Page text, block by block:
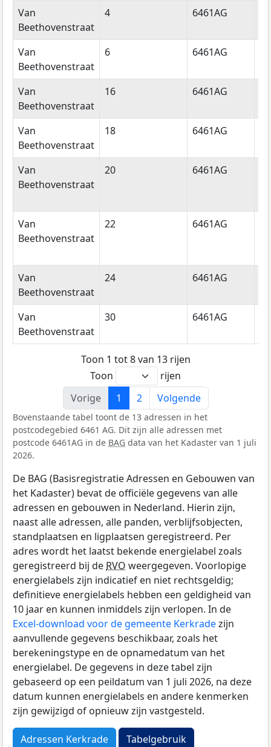
Straatnaam
Huisnummer Postcode
Van
Beethovenstraat
4 6461AG
Van
Beethovenstraat
6 6461AG
Van
Beethovenstraat
16 6461AG
Van
Beethovenstraat
18 6461AG
Van
Beethovenstraat
20 6461AG
Van
Beethovenstraat
22 6461AG
Van
Beethovenstraat
24 6461AG
Van
Beethovenstraat
30 6461AG
Toon 1 tot 8 van 13 rijen
Toon
rijen
Vorige
1 2 Volgende
Bovenstaande tabel toont de 13 adressen in het
postcodegebied 6461 AG. Dit zijn alle adressen met
postcode 6461AG in de BAG data van het Kadaster van 1 juli
2026.
De BAG (Basisregistratie Adressen en Gebouwen van
het Kadaster) bevat de officiële gegevens van alle
adressen en gebouwen in Nederland. Hierin zijn,
naast alle adressen, alle panden, verblijfsobjecten,
standplaatsen en ligplaatsen geregistreerd. Per
adres wordt het laatst bekende energielabel zoals
geregistreerd bij de RVO weergegeven. Voorlopige
energielabels zijn indicatief en niet rechtsgeldig;
definitieve energielabels hebben een geldigheid van
10 jaar en kunnen inmiddels zijn verlopen. In de
Excel-download voor de gemeente Kerkradezijn
aanvullende gegevens beschikbaar, zoals het
berekeningstype en de opnamedatum van het
energielabel. De gegevens in deze tabel zijn
gebaseerd op een peildatum van 1 juli 2026, na deze
datum kunnen energielabels en andere kenmerken
zijn gewijzigd of opnieuw zijn vastgesteld.
Adressen Kerkrade Tabelgebruik